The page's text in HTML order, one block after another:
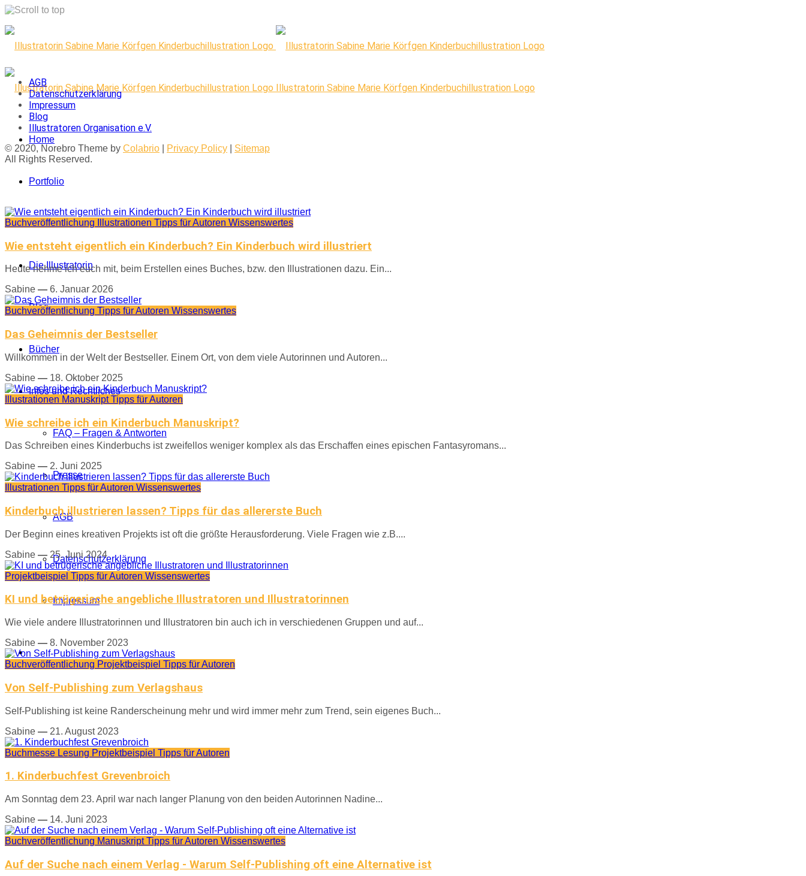
Skip
content
Illustratorin Sabine Marie Körfgen Kinderbuchillustration Logo
Home
Portfolio
Kontakt
Die Illustratorin
Blog
Bücher
Infos und Rechtliches
FAQ – Fragen & Antworten
Presse
AGB
Datenschutzerklärung
Impressum
AGB
Datenschutzerklärung
Impressum
Blog
Illustratoren Organisation e.V.
© 2020, Norebro Theme by Colabrio Privacy Policy
Sitemap
All Rights Reserved.
Buchveröffentlichung Illustrationen Tipps für Autoren Wissenswertes
Wie entsteht eigentlich ein Kinderbuch? Ein Kinderbuch wird illustriert
Heute nehme ich euch mit, beim Erstellen eines Buches, bzw. den Illustrationen dazu. Ein...
Sabine — 6. Januar 2026
Buchveröffentlichung Tipps für Autoren Wissenswertes
Das Geheimnis der Bestseller
Willkommen in der Welt der Bestseller. Einem Ort, von dem viele Autorinnen und Autoren...
Sabine — 18. Oktober 2025
Illustrationen ManuskriptTipps für Autoren
Wie schreibe ich ein Kinderbuch Manuskript?
Das Schreiben eines Kinderbuchs ist zweifellos weniger komplex als das Erschaffen eines epischen Fantasyromans...
Sabine — 2. Juni 2025
Illustrationen Tipps für Autoren Wissenswertes
Kinderbuch illustrieren lassen? Tipps für das allererste Buch
Der Beginn eines kreativen Projekts ist oft die größte Herausforderung. Viele Fragen wie z.B....
Sabine — 25. Juni 2024
Projektbeispiel Tipps für Autoren Wissenswertes
KI und betrügerische angebliche Illustratoren und Illustratorinnen
Wie viele andere Illustratorinnen und Illustratoren bin auch ich in verschiedenen Gruppen und auf...
Sabine — 8. November 2023
Buchveröffentlichung Projektbeispiel Tipps für Autoren
Von Self-Publishing zum Verlagshaus
Self-Publishing ist keine Randerscheinung mehr und wird immer mehr zum Trend, sein eigenes Buch...
Sabine — 21. August 2023
Buchmesse Lesung Projektbeispiel Tipps für Autoren
1. Kinderbuchfest Grevenbroich
Am Sonntag dem 23. April war nach langer Planung von den beiden Autorinnen Nadine...
Sabine — 14. Juni 2023
Buchveröffentlichung ManuskriptTipps für Autoren Wissenswertes
Auf der Suche nach einem Verlag - Warum Self-Publishing oft eine Alternative ist